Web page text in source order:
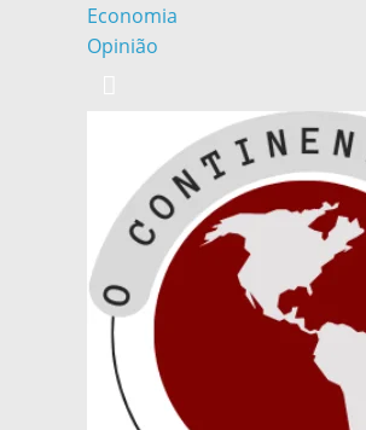
Economia
Opinião